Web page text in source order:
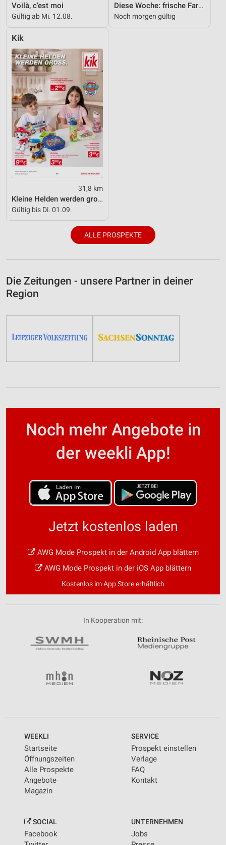
Voilà, c’est moi
Gültig ab Mi. 12.08.
Diese Woche: frische Farben und Prints für zu Hause.
Noch morgen gültig
Kik
31,8 km
Kleine Helden werden gross
Gültig bis Di. 01.09.
ALLE PROSPEKTE
Die Zeitungen - unsere Partner in deiner
Region
Noch mehr Angebote in
der weekli App!
Jetzt kostenlos laden
AWG Mode Prospekt in der Android App blättern
AWG Mode Prospekt in der iOS App blättern
Kostenlos im App Store erhältlich
In Kooperation mit:
WEEKLI
Startseite
Öffnungszeiten
Alle Prospekte
Angebote
Magazin
SERVICE
Prospekt einstellen
Verlage
FAQ
Kontakt
SOCIAL
Facebook
UNTERNEHMEN
Jobs